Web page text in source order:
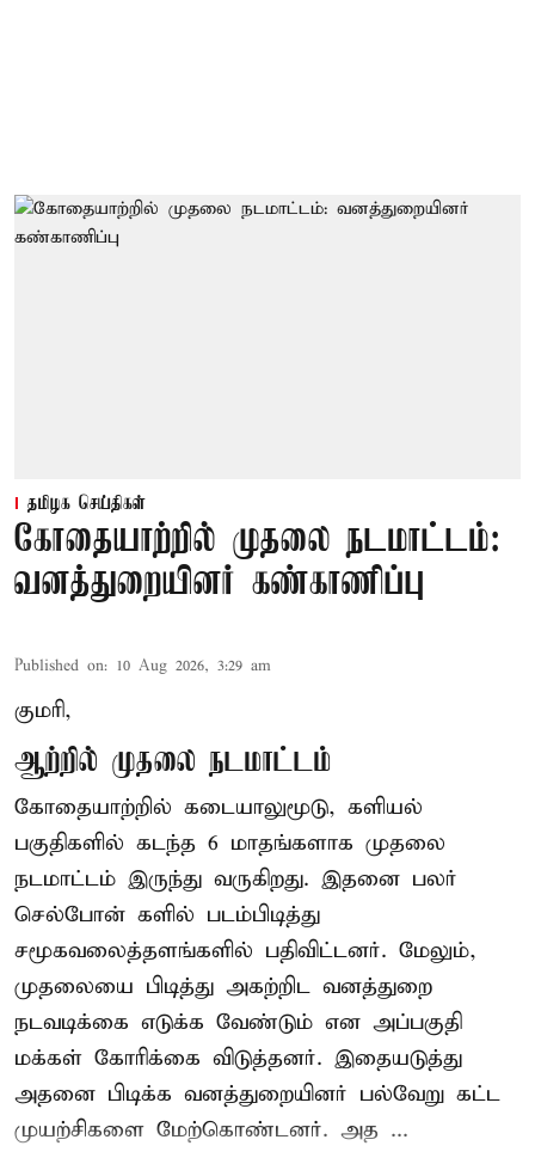
தமிழக செய்திகள்
கோதையாற்றில் முதலை நடமாட்டம்:
வனத்துறையினர் கண்காணிப்பு
Published on: 10 Aug 2026, 3:29 am
குமரி,
ஆற்றில் முதலை நடமாட்டம்
கோதையாற்றில் கடையாலுமூடு, களியல்
பகுதிகளில் கடந்த 6 மாதங்களாக முதலை
நடமாட்டம் இருந்து வருகிறது. இதனை பலர்
செல்போன் களில் படம்பிடித்து
சமூகவலைத்தளங்களில் பதிவிட்டனர். மேலும்,
முதலையை பிடித்து அகற்றிட வனத்துறை
நடவடிக்கை எடுக்க வேண்டும் என அப்பகுதி
மக்கள் கோரிக்கை விடுத்தனர். இதையடுத்து
அதனை பிடிக்க வனத்துறையினர் பல்வேறு கட்ட
முயற்சிகளை மேற்கொண்டனர். அத ...